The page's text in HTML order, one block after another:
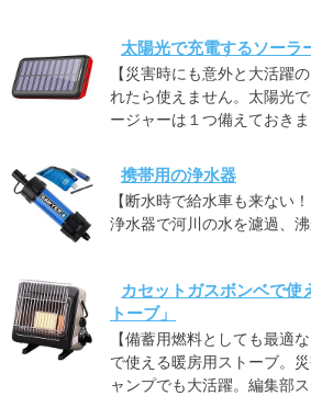
太陽光で充電するソーラ
【災害時にも意外と大活躍
れたら使えません。太陽光
ージャーは１つ備えておきま
携帯用の浄水器
【断水時で給水車も来ない
浄水器で河川の水を濾過、沸
カセットガスボンベで使
トーブ」
【備蓄用燃料としても最適
で使える暖房用ストーブ。
ャンプでも大活躍。編集部